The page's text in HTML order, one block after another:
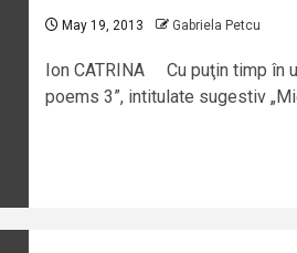
May 19, 2013 Gabriela Petcu
Ion CATRINA Cu puţin timp în
poems 3”, intitulate sugestiv